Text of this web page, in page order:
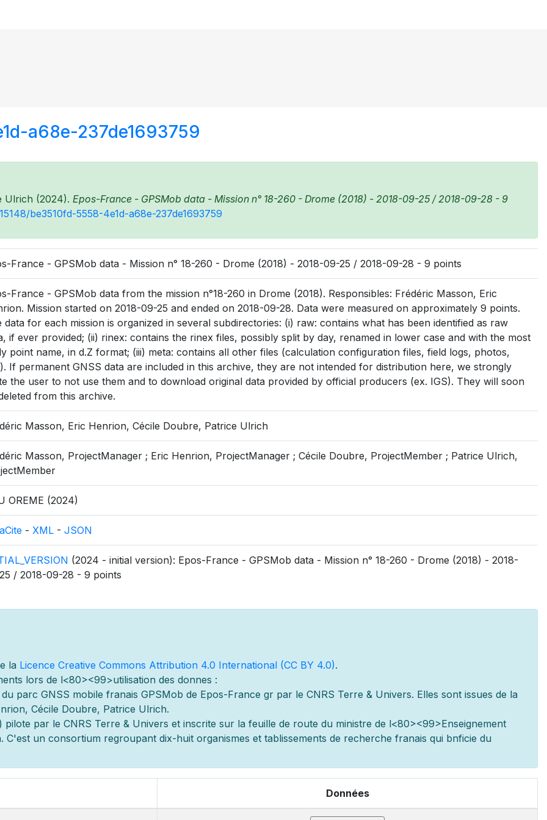
a68e-237de1693759
Ulrich (2024). Epos-France - GPSMob data - Mission n° 18-260 - Drome (2018) - 2018-09-25 / 2018-09-28 - 9
be3510fd-5558-4e1d-a68e-237de1693759
France - GPSMob data - Mission n° 18-260 - Drome (2018) - 2018-09-25 / 2018-09-28 - 9 points
France - GPSMob data from the mission n°18-260 in Drome (2018). Responsibles: Frédéric Masson, Eric
Mission started on 2018-09-25 and ended on 2018-09-28. Data were measured on approximately 9 points.
data for each mission is organized in several subdirectories: (i) raw: contains what has been identified as raw
if ever provided; (ii) rinex: contains the rinex files, possibly split by day, renamed in lower case and with the most
point name, in d.Z format; (iii) meta: contains all other files (calculation configuration files, field logs, photos,
If permanent GNSS data are included in this archive, they are not intended for distribution here, we strongly
the user to not use them and to download original data provided by official producers (ex. IGS). They will soon
from this archive.
Masson, Eric Henrion, Cécile Doubre, Patrice Ulrich
Masson, ProjectManager ; Eric Henrion, ProjectManager ; Cécile Doubre, ProjectMember ; Patrice Ulrich,
OREME (2024)
- XML - JSON
(2024 - initial version): Epos-France - GPSMob data - Mission n° 18-260 - Drome (2018) - 2018-
/ 2018-09-28 - 9 points
la Licence Creative Commons Attribution 4.0 International (CC BY 4.0).
lors de l<80><99>utilisation des donnes :
parc GNSS mobile franais GPSMob de Epos-France gr par le CNRS Terre & Univers. Elles sont issues de la
Cécile Doubre, Patrice Ulrich.
pilote par le CNRS Terre & Univers et inscrite sur la feuille de route du ministre de l<80><99>Enseignement
C'est un consortium regroupant dix-huit organismes et tablissements de recherche franais qui bnficie du
Données